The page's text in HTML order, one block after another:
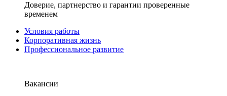
Доверие, партнерство и гарантии проверенные
временем
Условия работы
Корпоративная жизнь
Профессиональное развитие
Вакансии